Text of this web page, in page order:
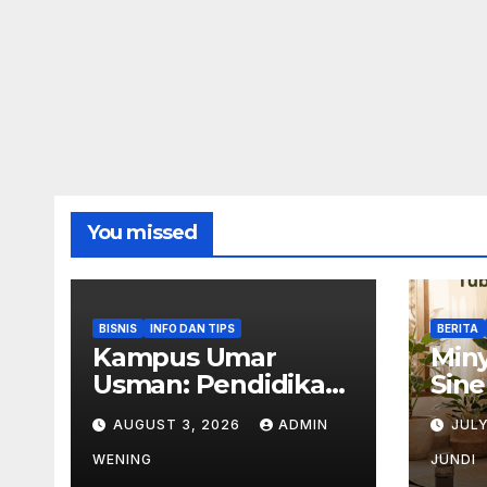
You missed
BISNIS INFO DAN TIPS
Kampus Umar
Usman: Pendidikan
Wirausaha
AUGUST 3, 2026 ADMIN
WENING
BERITA
JUNDI